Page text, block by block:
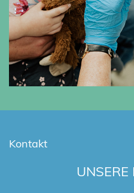
Kontakt
UNSERE